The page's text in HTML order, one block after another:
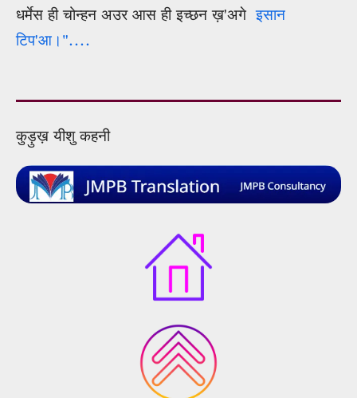
धर्मेस ही चोन्हन अउर आस ही इच्छन ख़'अगेइसान
टिप'आ।"....
कुड़ुख़ यीशु कहनी